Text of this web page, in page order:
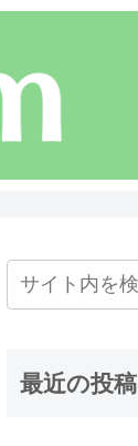
最近の投稿